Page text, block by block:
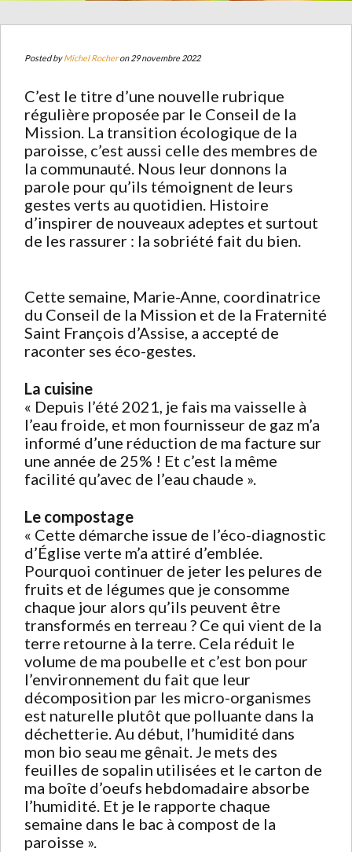
Posted byMichel Rocheron 29 novembre 2022
C’est le titre d’une nouvelle rubrique
régulière proposée par le Conseil de la
Mission. La transition écologique de la
paroisse, c’est aussi celle des membres de
la communauté. Nous leur donnons la
parole pour qu’ils témoignent de leurs
gestes verts au quotidien. Histoire
d’inspirer de nouveaux adeptes et surtout
de les rassurer : la sobriété fait du bien.
Cette semaine, Marie-Anne, coordinatrice
du Conseil de la Mission et de la Fraternité
Saint François d’Assise, a accepté de
raconter ses éco-gestes.
La cuisine
« Depuis l’été 2021, je fais ma vaisselle à
l’eau froide, et mon fournisseur de gaz m’a
informé d’une réduction de ma facture sur
une année de 25% ! Et c’est la même
facilité qu’avec de l’eau chaude ».
Le compostage
« Cette démarche issue de l’éco-diagnostic
d’Église verte m’a attiré d’emblée.
Pourquoi continuer de jeter les pelures de
fruits et de légumes que je consomme
chaque jour alors qu’ils peuvent être
transformés en terreau ? Ce qui vient de la
terre retourne à la terre. Cela réduit le
volume de ma poubelle et c’est bon pour
l’environnement du fait que leur
décomposition par les micro-organismes
est naturelle plutôt que polluante dans la
déchetterie. Au début, l’humidité dans
mon bio seau me gênait. Je mets des
feuilles de sopalin utilisées et le carton de
ma boîte d’oeufs hebdomadaire absorbe
l’humidité. Et je le rapporte chaque
semaine dans le bac à compost de la
paroisse ».